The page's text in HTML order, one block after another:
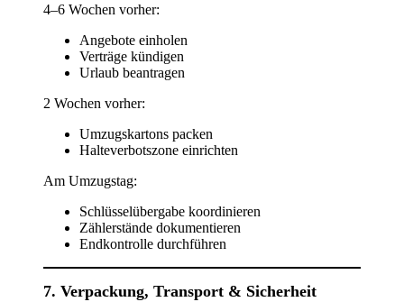
4–6 Wochen vorher:
Angebote einholen
Verträge kündigen
Urlaub beantragen
2 Wochen vorher:
Umzugskartons packen
Halteverbotszone einrichten
Am Umzugstag:
Schlüsselübergabe koordinieren
Zählerstände dokumentieren
Endkontrolle durchführen
7. Verpackung, Transport & Sicherheit